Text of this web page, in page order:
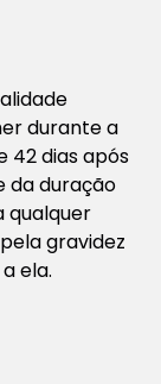
durante a
42 dias após
da duração
qualquer
gravidez
ela.